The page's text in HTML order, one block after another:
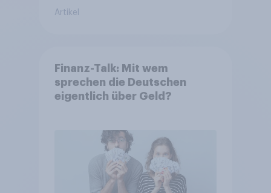
Artikel
Finanz-Talk: Mit wem
sprechen die Deutschen
eigentlich über Geld?